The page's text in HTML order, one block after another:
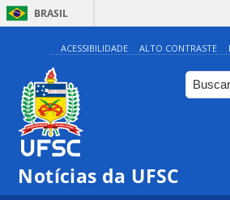
BRASIL
ACESSIBILIDADE ALTO CONTRASTE
Notícias da UFSC